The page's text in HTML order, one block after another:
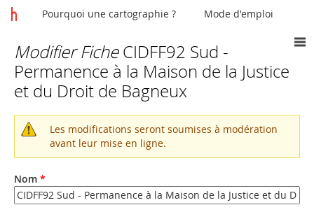
Vous
êtes
ici
Modifier FicheCIDFF92 Sud -
Permanence à la Maison de la Justice
et du Droit de Bagneux
Message
d'avertissement
Les modifications seront soumises à modération
avant leur mise en ligne.
Nom *
Pourquoi une cartographie ? Mode d'emploi